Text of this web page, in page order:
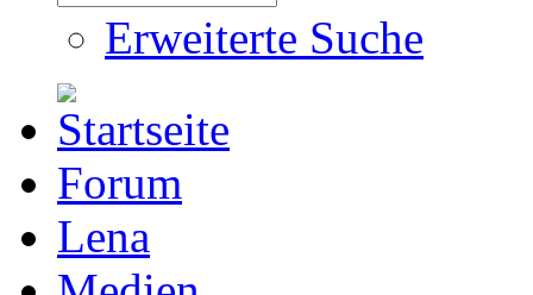
Erweiterte Suche
Forum
Lena